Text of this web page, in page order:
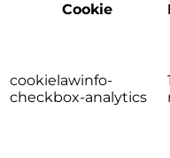
Cookie
cookielawinfo-
checkbox-analytics